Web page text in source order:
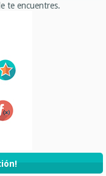
te encuentres.